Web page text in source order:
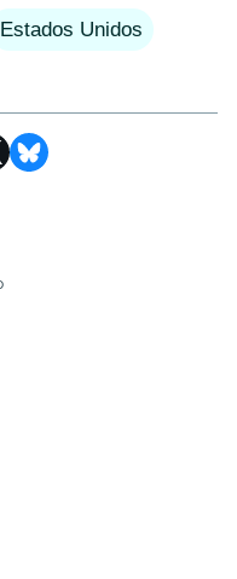
Estados Unidos